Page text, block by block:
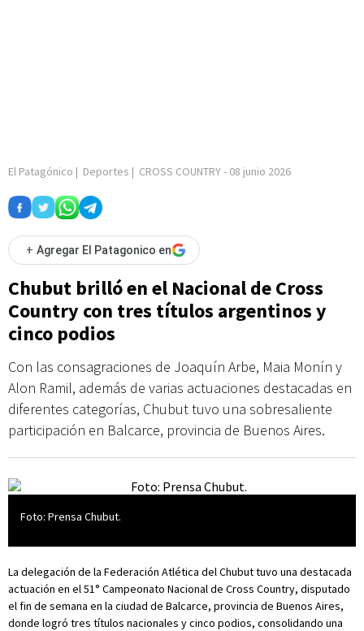
El Patagónico | Deportes | CROSS COUNTRY- 08 junio 2026
+ Agregar El Patagonico en
Chubut brilló en el Nacional de Cross
Country con tres títulos argentinos y
cinco podios
Con las consagraciones de Joaquín Arbe, Maia Monín y
Alon Ramil, además de varias actuaciones destacadas en
diferentes categorías, Chubut tuvo una sobresaliente
participación en Balcarce, provincia de Buenos Aires.
Foto: Prensa Chubut.
La delegación de la Federación Atlética del Chubut tuvo una destacada
actuación en el 51° Campeonato Nacional de Cross Country, disputado
el fin de semana en la ciudad de Balcarce, provincia de Buenos Aires,
donde logró tres títulos nacionales y cinco podios, consolidando una